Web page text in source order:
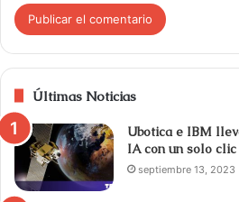
Últimas Noticias
Ubotica e IBM
IA con un solo
septiembre 13, 2023